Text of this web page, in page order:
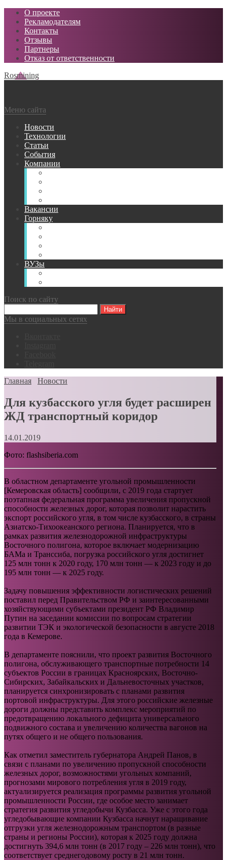
О проекте
Рекламодателям
Контакты
Отзывы
Партнеры
Отказ от ответственности
Rosmining
Меню сайта
Новости
Технологии
Статьи
События
Компании
Вакансии
Горняку
ВУЗы
Поиск по сайту
Мы в социальных сетях
Главная
Новости
Для кузбасского угля будет расширен
ЖД транспортный коридор
14.01.2019
Фото: flashsiberia.com
В областном департаменте угольной промышленности
[Кемеровская область] сообщили, с 2019 года стартует
поэтапная федеральная программа увеличения пропускной
способности железных дорог, которая позволит нарастить
экспорт российского угля, в том числе кузбасского, в страны
Азиатско-Тихоокеанского региона. Планируется, что в
рамках развития железнодорожной инфраструктуры
Восточного полигона, которое включает модернизацию
БАМа и Транссиба, погрузка российского угля достигнет
125 млн тонн к 2020 году, 170 млн тонн — к 2023 году и до
195 млн тонн — к 2025 году.
Задачу повышения эффективности логистических решений
поставил перед Правительством РФ и заинтересованными
хозяйствующими субъектами президент РФ Владимир
Путин на заседании комиссии по вопросам стратегии
развитии ТЭК и экологической безопасности в августе 2018
года в Кемерове.
В департаменте пояснили, что проект развития Восточного
полигона, обслуживающего транспортные потребности 14
субъектов России в границах Красноярских, Восточно-
Сибирских, Забайкальских и Дальневосточных участков,
планируется синхронизировать с планами развития
портовой инфраструктуры. Для этого российские железные
дороги должны представить комплекс мероприятий по
предотвращению локального дефицита универсального
подвижного состава и увеличению количества вагонов на
путях общего и не общего пользования.
Как отметил заместитель губернатора Андрей Панов, в
связи с планами по увеличению пропускной способности
железных дорог, возможностями угольных компаний,
прогнозами мирового потребления угля в 2019 году,
актуализируется реализация программы развития угольной
промышленности России, где особое место занимает
стратегия развития угледобычи Кузбасса. Уже с этого года
угледобывающие компании Кузбасса начнут наращивание
отгрузки угля железнодорожным транспортом (в разные
страны и регионы России), которая к 2025 году должна
достигнуть 394,6 млн тонн (в 2017 году – 226 млн тонн), что
соответствует среднегодовому росту в 21 млн тонн.